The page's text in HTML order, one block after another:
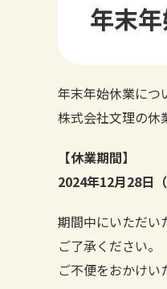
年末
年末年始休業につ
株式会社文理の休
【休業期間】
2024年12月28日
期間中にいただい
ご了承ください。
ご不便をおかけい